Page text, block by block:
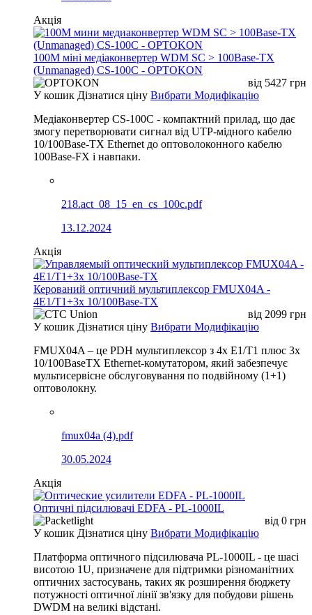
Акція
100М міні медіаконвертер WDM SC > 100Base-TX
(Unmanaged) CS-100C - OPTOKON
від 5427 грн
У кошик Дізнатися ціну Вибрати Модифікацію
Медіаконвертер CS-100C - компактний прилад, що дає
змогу перетворювати сигнал від UTP-мідного кабелю
10/100Base-TX Ethernet до оптоволоконного кабелю
100Base-FX і навпаки.
218.act_08_15_en_cs_100c.pdf
13.12.2024
Акція
Керований оптичний мультиплексор FMUX04A -
4E1/T1+3x 10/100Base-TX
від 2099 грн
У кошик Дізнатися ціну Вибрати Модифікацію
FMUX04A – це PDH мультиплексор з 4x E1/T1 плюс 3x
10/100BaseTX Ethernet-комутатором, який забезпечує
мультисервісне обслуговування по подвійному (1+1)
оптоволокну.
fmux04a (4).pdf
30.05.2024
Акція
Оптичні підсилювачі EDFA - PL-1000IL
від 0 грн
У кошик Дізнатися ціну Вибрати Модифікацію
Платформа оптичного підсилювача PL-1000IL - це шасі
висотою 1U, призначене для підтримки різноманітних
оптичних застосувань, таких як розширення бюджету
потужності оптичної лінії зв'язку для побудови рішень
DWDM на великі відстані.